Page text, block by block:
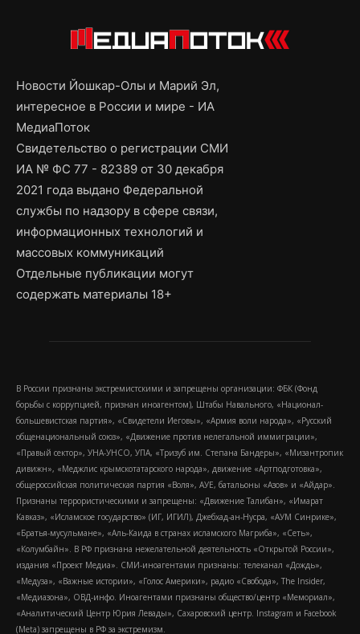
Новости Йошкар-Олы и Марий Эл,
интересное в России и мире - ИА
МедиаПоток
Свидетельство о регистрации СМИ
ИА № ФС 77 - 82389 от 30 декабря
2021 года выдано Федеральной
службы по надзору в сфере связи,
информационных технологий и
массовых коммуникаций
Отдельные публикации могут
содержать материалы 18+
В России признаны экстремистскими и запрещены организации: ФБК (Фонд
борьбы с коррупцией, признан иноагентом), Штабы Навального, «Национал-
большевистская партия», «Свидетели Иеговы», «Армия воли народа», «Русский
общенациональный союз», «Движение против нелегальной иммиграции»,
«Правый сектор», УНА-УНСО, УПА, «Тризуб им. Степана Бандеры», «Мизантропик
дивижн», «Меджлис крымскотатарского народа», движение «Артподготовка»,
общероссийская политическая партия «Воля», АУЕ, батальоны «Азов» и «Айдар».
Признаны террористическими и запрещены: «Движение Талибан», «Имарат
Кавказ», «Исламское государство» (ИГ, ИГИЛ), Джебхад-ан-Нусра, «АУМ Синрике»,
«Братья-мусульмане», «Аль-Каида в странах исламского Магриба», «Сеть»,
«Колумбайн». В РФ признана нежелательной деятельность «Открытой России»,
издания «Проект Медиа». СМИ-иноагентами признаны: телеканал «Дождь»,
«Медуза», «Важные истории», «Голос Америки», радио «Свобода», The Insider,
«Медиазона», ОВД-инфо. Иноагентами признаны общество/центр «Мемориал»,
«Аналитический Центр Юрия Левады», Сахаровский центр. Instagram и Facebook
(Metа) запрещены в РФ за экстремизм.